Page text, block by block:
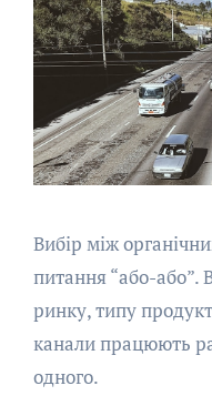
Вибір між
питання “або-або”.
ринку, типу
канали працюють
одного.